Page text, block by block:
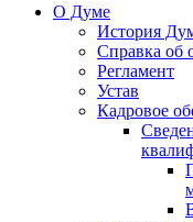
О Думе
История
Справка об
Регламент
Устав
Кадровое